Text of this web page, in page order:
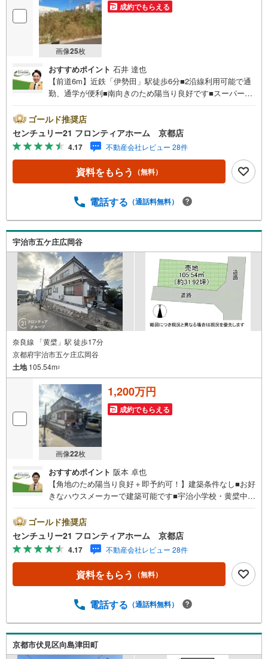
画像25枚
成約でもらえる
おすすめポイント 石井 達也
【前道6m】近鉄「伊勢田」駅徒歩6分■2沿線利用可能で通
勤、通学が便利■南向きのため陽当り良好です■スーパーま
物間取りあり！興味のある方は是非お問合せ下さい！・駐
車2台予定！ 立地・宇治市立小倉小学校まで徒歩約8分・宇
治市立西宇治中学校まで徒歩約10分 弊社が選ばれる理由 1.
お金の扱い方のプロ、ファイナンシャルプランナーが資金
計画をサポート！2.買い替えなどにも対応できる売却専門
チームあり！3.たくさんの銀行と繋がりがあるため、最も
要になったお家のリフォームも弊社のリフォームプランナ
サポートいたします弊社は専門家同士が連携をとっている
ため、より多くの知見がございます。お気軽にお問合せく
ださい！
ゴールド推奨店
センチュリー21 フロンティアホーム 京都店
4.17 不動産会社レビュー 28件
資料をもらう （無料）
電話する （通話料無料）
宇治市五ケ庄広岡谷
奈良線 「黄檗」駅 徒歩17分
京都府宇治市五ケ庄広岡谷
土地105.54m2
画像22枚
1,200万円
成約でもらえる
おすすめポイント 阪本 卓也
【角地のため陽当り良好＋即予約可！】建築条件なし■お好
きなハウスメーカーで建築可能です■宇治小学校・黄檗中学
談予約はお電話がスムーズ
ゴールド推奨店
センチュリー21 フロンティアホーム 京都店
4.17 不動産会社レビュー 28件
資料をもらう （無料）
電話する （通話料無料）
京都市伏見区向島津田町